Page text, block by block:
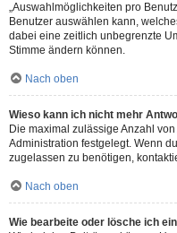
„Auswahlmöglichkeiten pro
Benutzer auswählen kann,
dabei eine zeitlich unbegrenzte
Stimme ändern können.
Nach oben
Wieso kann ich nicht mehr
Die maximal zulässige Anzahl
Administration festgelegt. Wenn
zugelassen zu benötigen,
Nach oben
Wie bearbeite oder lösche ich